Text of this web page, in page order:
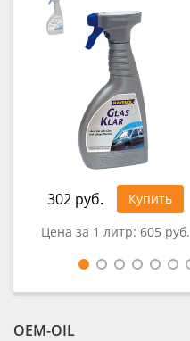
302 руб.
Купить
Цена за 1 литр: 605 руб.
OEM-OIL